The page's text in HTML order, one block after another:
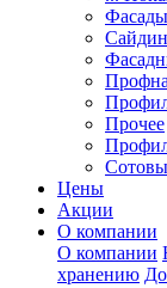
Фасады
Прочее
Цены
Акции
О компании
О компании
хранению